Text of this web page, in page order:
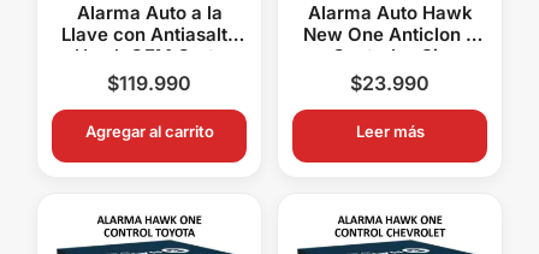
Alarma Auto a la
Llave con Antiasalto
Hawk OEM Corte
Corriente 1SA1AS
$119.990
Agregar al carrito
Alarma Auto Hawk
New One Anticlon 2
Controles Sin
Instalación ALHOSI
$23.990
Leer más